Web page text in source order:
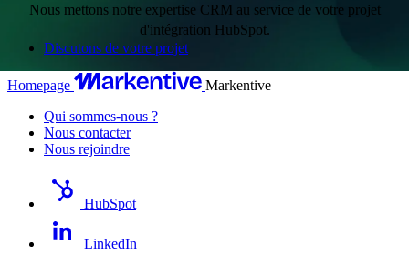
Nous mettons notre expertise CRM au service de votre projet
d'intégration HubSpot.
Discutons de votre projet
Homepage
Markentive
Qui sommes-nous ?
Nous contacter
Nous rejoindre
HubSpot
LinkedIn